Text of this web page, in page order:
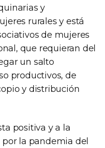
y
rurales y está
de mujeres
que requieran del
un salto
productivos, de
y distribución
positiva y a la
la pandemia del